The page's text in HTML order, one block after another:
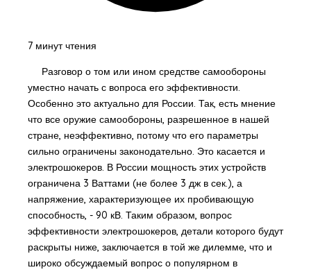
7 минут чтения
Разговор о том или ином средстве самообороны
уместно начать с вопроса его эффективности.
Особенно это актуально для России. Так, есть мнение
что все оружие самообороны, разрешенное в нашей
стране, неэффективно, потому что его параметры
сильно ограничены законодательно. Это касается и
электрошокеров. В России мощность этих устройств
ограничена 3 Ваттами (не более 3 дж в сек.), а
напряжение, характеризующее их пробивающую
способность, - 90 кВ. Таким образом, вопрос
эффективности электрошокеров, детали которого будут
раскрыты ниже, заключается в той же дилемме, что и
широко обсуждаемый вопрос о популярном в